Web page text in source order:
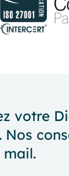
votre
Nos